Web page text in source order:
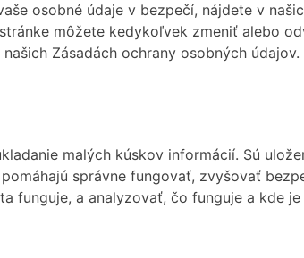
osobné údaje v bezpečí, nájdete v
môžete kedykoľvek zmeniť alebo
Zásadách ochrany osobných
malých kúskov informácií. Sú
správne fungovať, zvyšovať
funguje, a analyzovať, čo funguje a kde